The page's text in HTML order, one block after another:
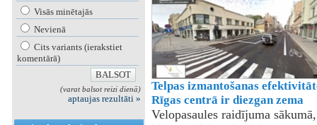
Visās minētajās
Nevienā
Cits variants (ierakstiet
komentārā)
(varat balsot reizi dienā)
aptaujas rezultāti »
Telpas izmantošanas
Rīgas centrā ir diezgan zema
Velopasaules raidījuma sākumā,